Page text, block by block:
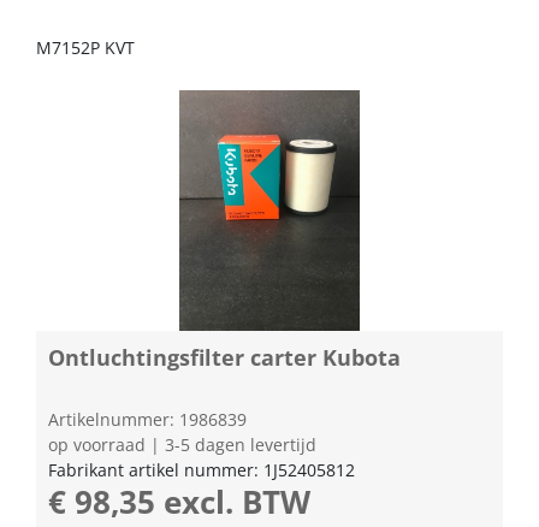
M7152P KVT
Ontluchtingsfilter carter Kubota
Artikelnummer: 1986839
op voorraad | 3-5 dagen levertijd
Fabrikant artikel nummer: 1J52405812
€ 98,35 excl. BTW